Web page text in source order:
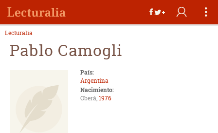
Lecturalia
Pablo Camogli
País:
Argentina
Nacimiento:
Oberá,1976